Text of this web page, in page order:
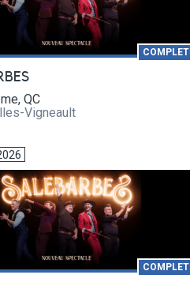
COMPLET
QC
Vigneault
COMPLET